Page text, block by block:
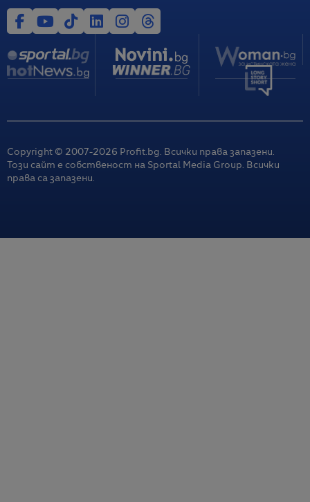
Copyright © 2007-2026 Profit.bg. Всички права запазени.
Този сайт е собственост на Sportal Media Group. Всички
права са запазени.